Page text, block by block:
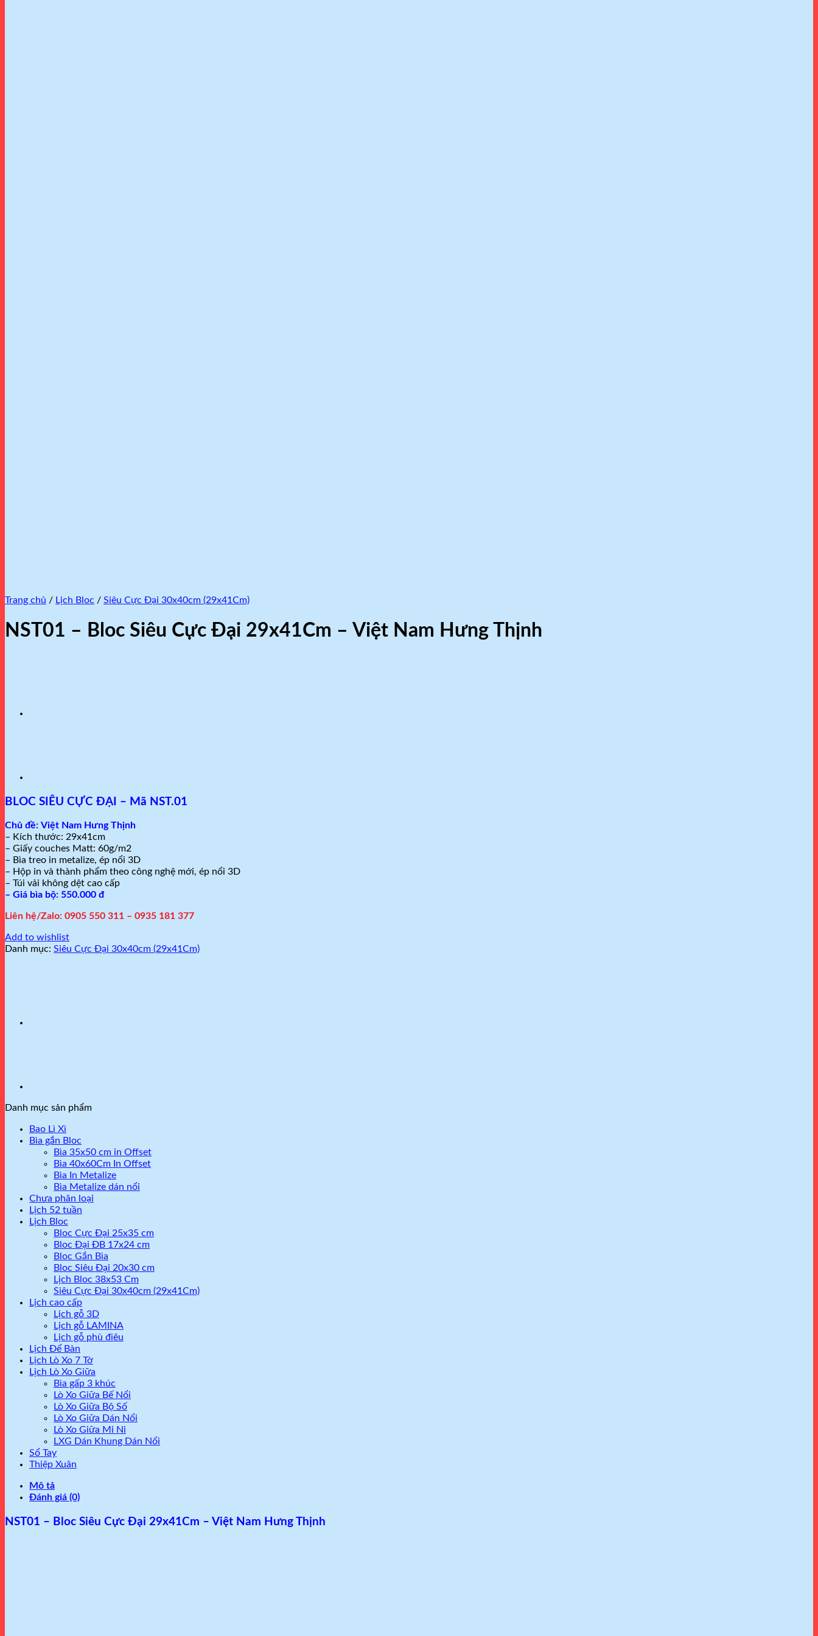
Trang chủ / Lịch Bloc / Siêu Cực Đại 30x40cm (29x41Cm)
NST01 – Bloc Siêu Cực Đại 29x41Cm – Việt Nam Hưng Thịnh
BLOC SIÊU CỰC ĐẠI – Mã NST.01
Chủ đề: Việt Nam Hưng Thịnh
– Kích thước: 29x41cm
– Giấy couches Matt: 60g/m2
– Bìa treo in metalize, ép nổi 3D
– Hộp in và thành phẩm theo công nghệ mới, ép nổi 3D
– Túi vải không dệt cao cấp
– Giá bìa bộ: 550.000 đ
Liên hệ/Zalo: 0905 550 311 – 0935 181 377
Add to wishlist
Danh mục: Siêu Cực Đại 30x40cm (29x41Cm)
Danh mục sản phẩm
Bao Lì Xì
Bìa gắn Bloc
Bìa 35x50 cm in Offset
Bìa 40x60Cm In Offset
Bìa In Metalize
Bìa Metalize dán nổi
Chưa phân loại
Lịch 52 tuần
Lịch Bloc
Bloc Cực Đại 25x35 cm
Bloc Đại ĐB 17x24 cm
Bloc Gắn Bìa
Bloc Siêu Đại 20x30 cm
Lịch Bloc 38x53 Cm
Siêu Cực Đại 30x40cm (29x41Cm)
Lịch cao cấp
Lịch gỗ 3D
Lịch gỗ LAMINA
Lịch gỗ phù điêu
Lịch Để Bàn
Lịch Lò Xo 7 Tờ
Lịch Lò Xo Giữa
Bìa gấp 3 khúc
Lò Xo Giữa Bế Nổi
Lò Xo Giữa Bộ Số
Lò Xo Giữa Dán Nổi
Lò Xo Giữa Mi Ni
LXG Dán Khung Dán Nổi
Sổ Tay
Thiệp Xuân
Mô tả
Đánh giá (0)
NST01 – Bloc Siêu Cực Đại 29x41Cm – Việt Nam Hưng Thịnh